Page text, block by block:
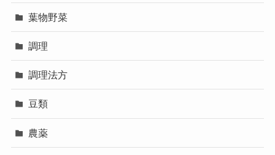
葉物野菜
調理
調理法方
豆類
農薬